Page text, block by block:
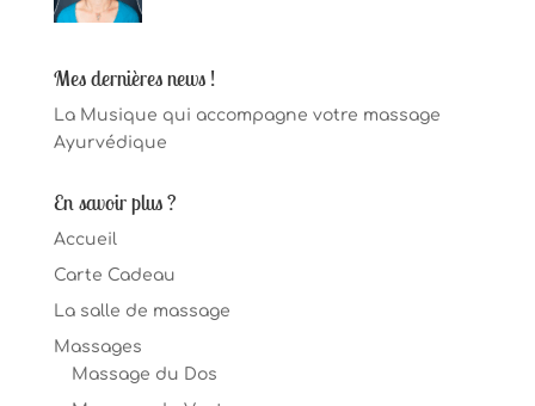
Mes dernières news !
La Musique qui accompagne votre massage
Ayurvédique
En savoir plus ?
Accueil
Carte Cadeau
La salle de massage
Massages
Massage du Dos